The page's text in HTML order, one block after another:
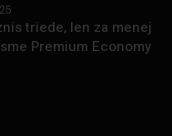
triede, len za menej
Premium Economy